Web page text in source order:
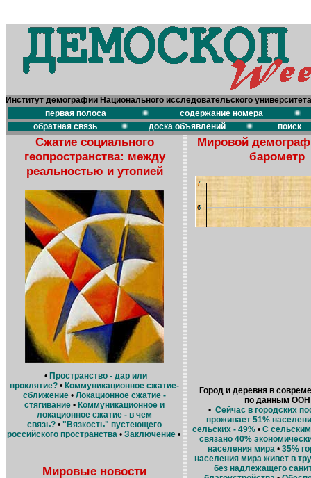
Институт демографии Национального исследовательского
первая полоса
содержание номера
обратная связь
доска объявлений поиск
Сжатие социального
геопространства: между
реальностью и утопией
• Пространство - дар или
проклятие? • Коммуникационное сжатие-
сближение • Локационное сжатие -
стягивание • Коммуникационное и
локационное сжатие - в чем
связь? • "Вязкость" пустеющего
российского пространства• Заключение•
Мировые новости
Мировой
барометр
Город и деревня в
по данным ООН
• Сейчас в городских
проживает 51%
сельских - 49% • С
связано 40%
населения мира• 35%
населения мира живет в
без надлежащего